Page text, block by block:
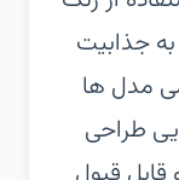
جذابیت
مدل ها
طراحی